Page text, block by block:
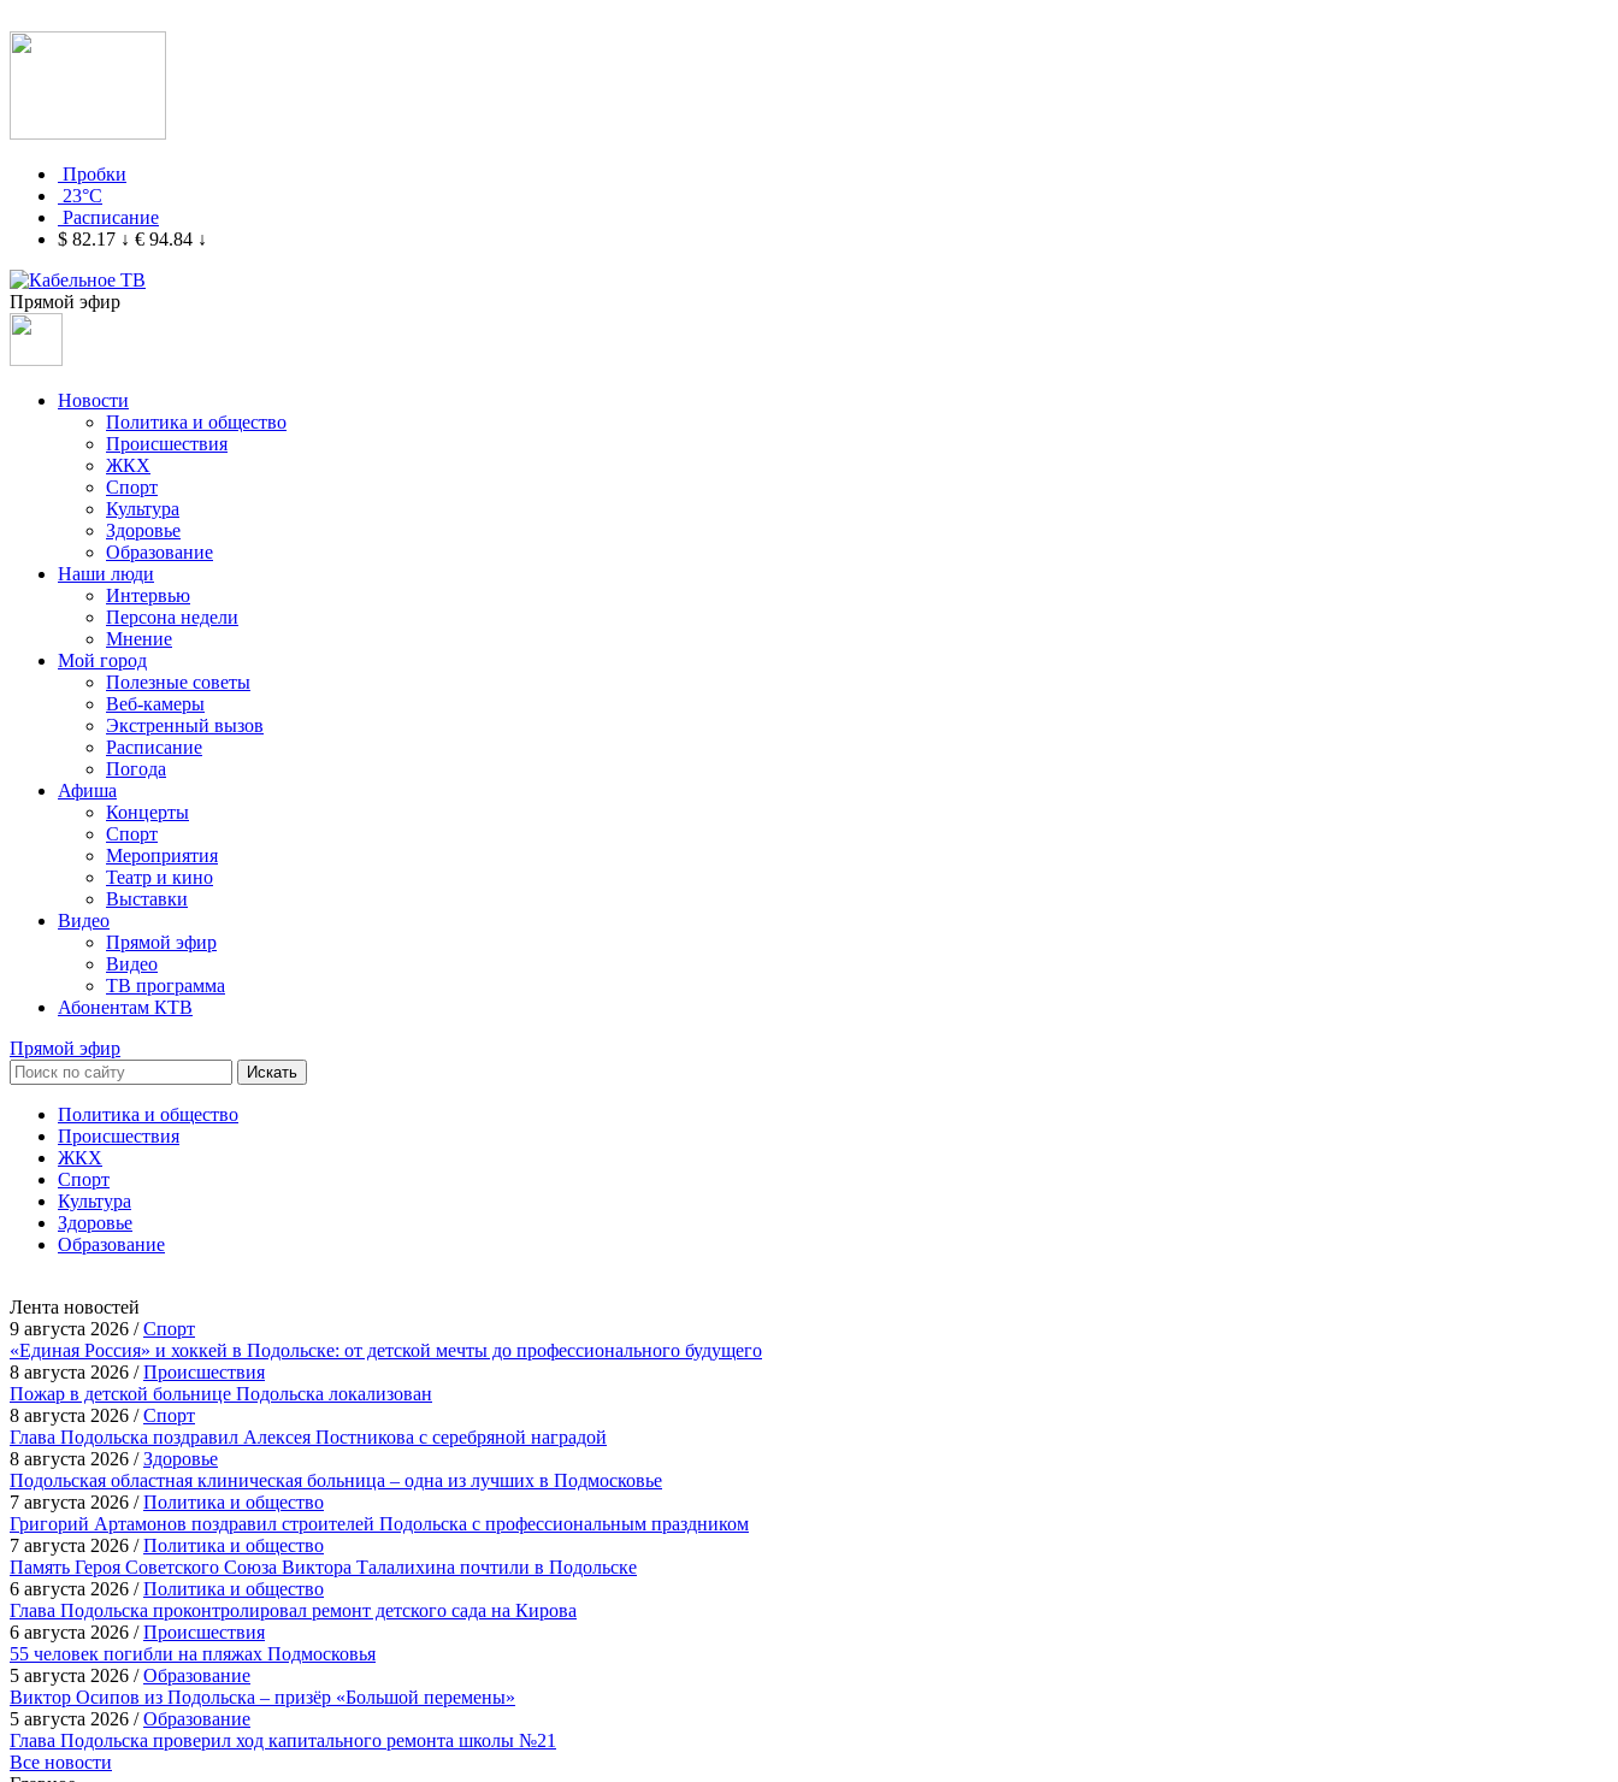
Пробки
23°C
Расписание
$ 82.17 ↓ € 94.84 ↓
Прямой эфир
Новости
Политика и общество
Происшествия
ЖКХ
Спорт
Культура
Здоровье
Образование
Наши люди
Интервью
Персона недели
Мнение
Мой город
Полезные советы
Веб-камеры
Экстренный вызов
Расписание
Погода
Афиша
Концерты
Спорт
Мероприятия
Театр и кино
Выставки
Видео
Прямой эфир
Видео
ТВ программа
Абонентам КТВ
Прямой эфир
Искать
Политика и общество
Происшествия
ЖКХ
Спорт
Культура
Здоровье
Образование
Лента новостей
9 августа 2026 /Спорт
«Единая Россия» и хоккей в Подольске: от детской мечты до профессионального будущего
8 августа 2026 /Происшествия
Пожар в детской больнице Подольска локализован
8 августа 2026 /Спорт
Глава Подольска поздравил Алексея Постникова с серебряной наградой
8 августа 2026 /Здоровье
Подольская областная клиническая больница – одна из лучших в Подмосковье
7 августа 2026 /Политика и общество
Григорий Артамонов поздравил строителей Подольска с профессиональным праздником
7 августа 2026 /Политика и общество
Память Героя Советского Союза Виктора Талалихина почтили в Подольске
6 августа 2026 /Политика и общество
Глава Подольска проконтролировал ремонт детского сада на Кирова
6 августа 2026 /Происшествия
55 человек погибли на пляжах Подмосковья
5 августа 2026 /Образование
Виктор Осипов из Подольска – призёр «Большой перемены»
5 августа 2026 /Образование
Глава Подольска проверил ход капитального ремонта школы №21
Все новости